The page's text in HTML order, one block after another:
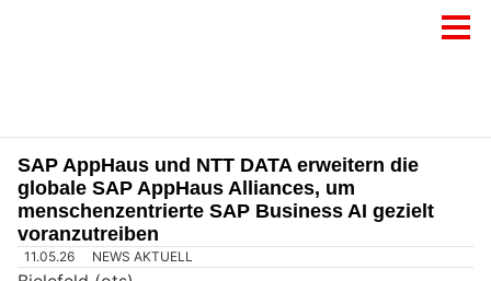
SAP AppHaus und NTT DATA erweitern die
globale SAP AppHaus Alliances, um
menschenzentrierte SAP Business AI gezielt
voranzutreiben
11.05.26 NEWS AKTUELL